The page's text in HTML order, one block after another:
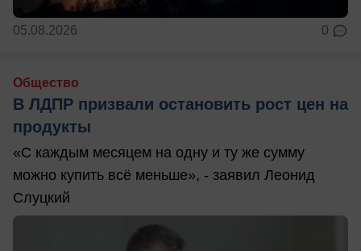
05.08.2026 0
Общество
В ЛДПР призвали остановить рост цен на
продукты
«С каждым месяцем на одну и ту же сумму
можно купить всё меньше», - заявил Леонид
Слуцкий